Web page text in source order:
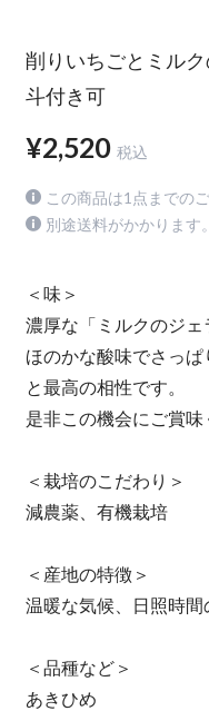
削りいちごとミル
斗付き可
¥2,520 税込
この商品は1点までの
別途送料がかかります。
＜味＞
濃厚な「ミルクのジェ
ほのかな酸味でさっぱ
と最高の相性です。
是非この機会にご賞味
＜栽培のこだわり＞
減農薬、有機栽培
＜産地の特徴＞
温暖な気候、日照時間
＜品種など＞
あきひめ